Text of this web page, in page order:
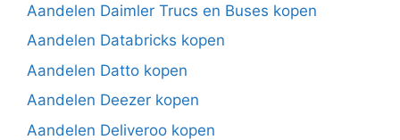
Aandelen Daimler Trucs en Buses kopen
Aandelen Databricks kopen
Aandelen Datto kopen
Aandelen Deezer kopen
Aandelen Deliveroo kopen